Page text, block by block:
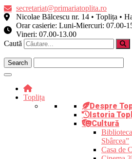
Skip
to
content
secretariat@primariatoplita.ro
Nicolae Bălcescu nr. 14 • Toplița •
Orar casierie: Luni-Miercuri: 07.00-
Vineri: 07.00-13.00
Caută
Toplița
Despre
Istoria
Cultură
Sbârcea”
Casa de